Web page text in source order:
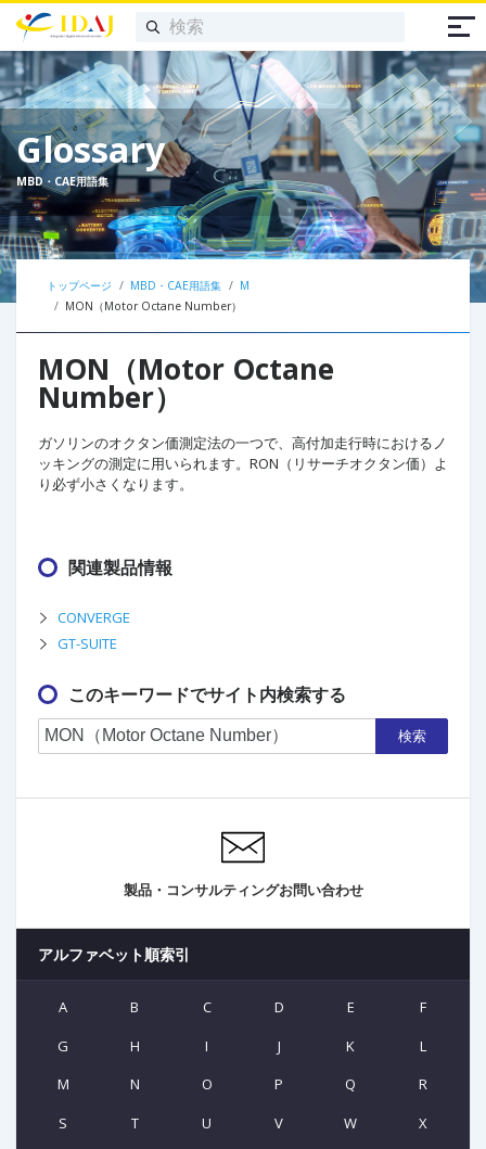
Glossary
MBD・CAE用語集
トップページ MBD・CAE用語集
M
MON（Motor Octane Number）
MON（Motor Octane
Number）
ガソリンのオクタン価測定法の一つで、高付加走行時におけるノ
ッキングの測定に用いられます。RON（リサーチオクタン価）よ
り必ず小さくなります。
関連製品情報
CONVERGE
GT-SUITE
このキーワードでサイト内検索する
検索
製品・コンサルティングお問い合わせ
アルファベット順索引
A B C D E
F
G
H I J K
L
M
N O P Q
R
S
T U V W
X